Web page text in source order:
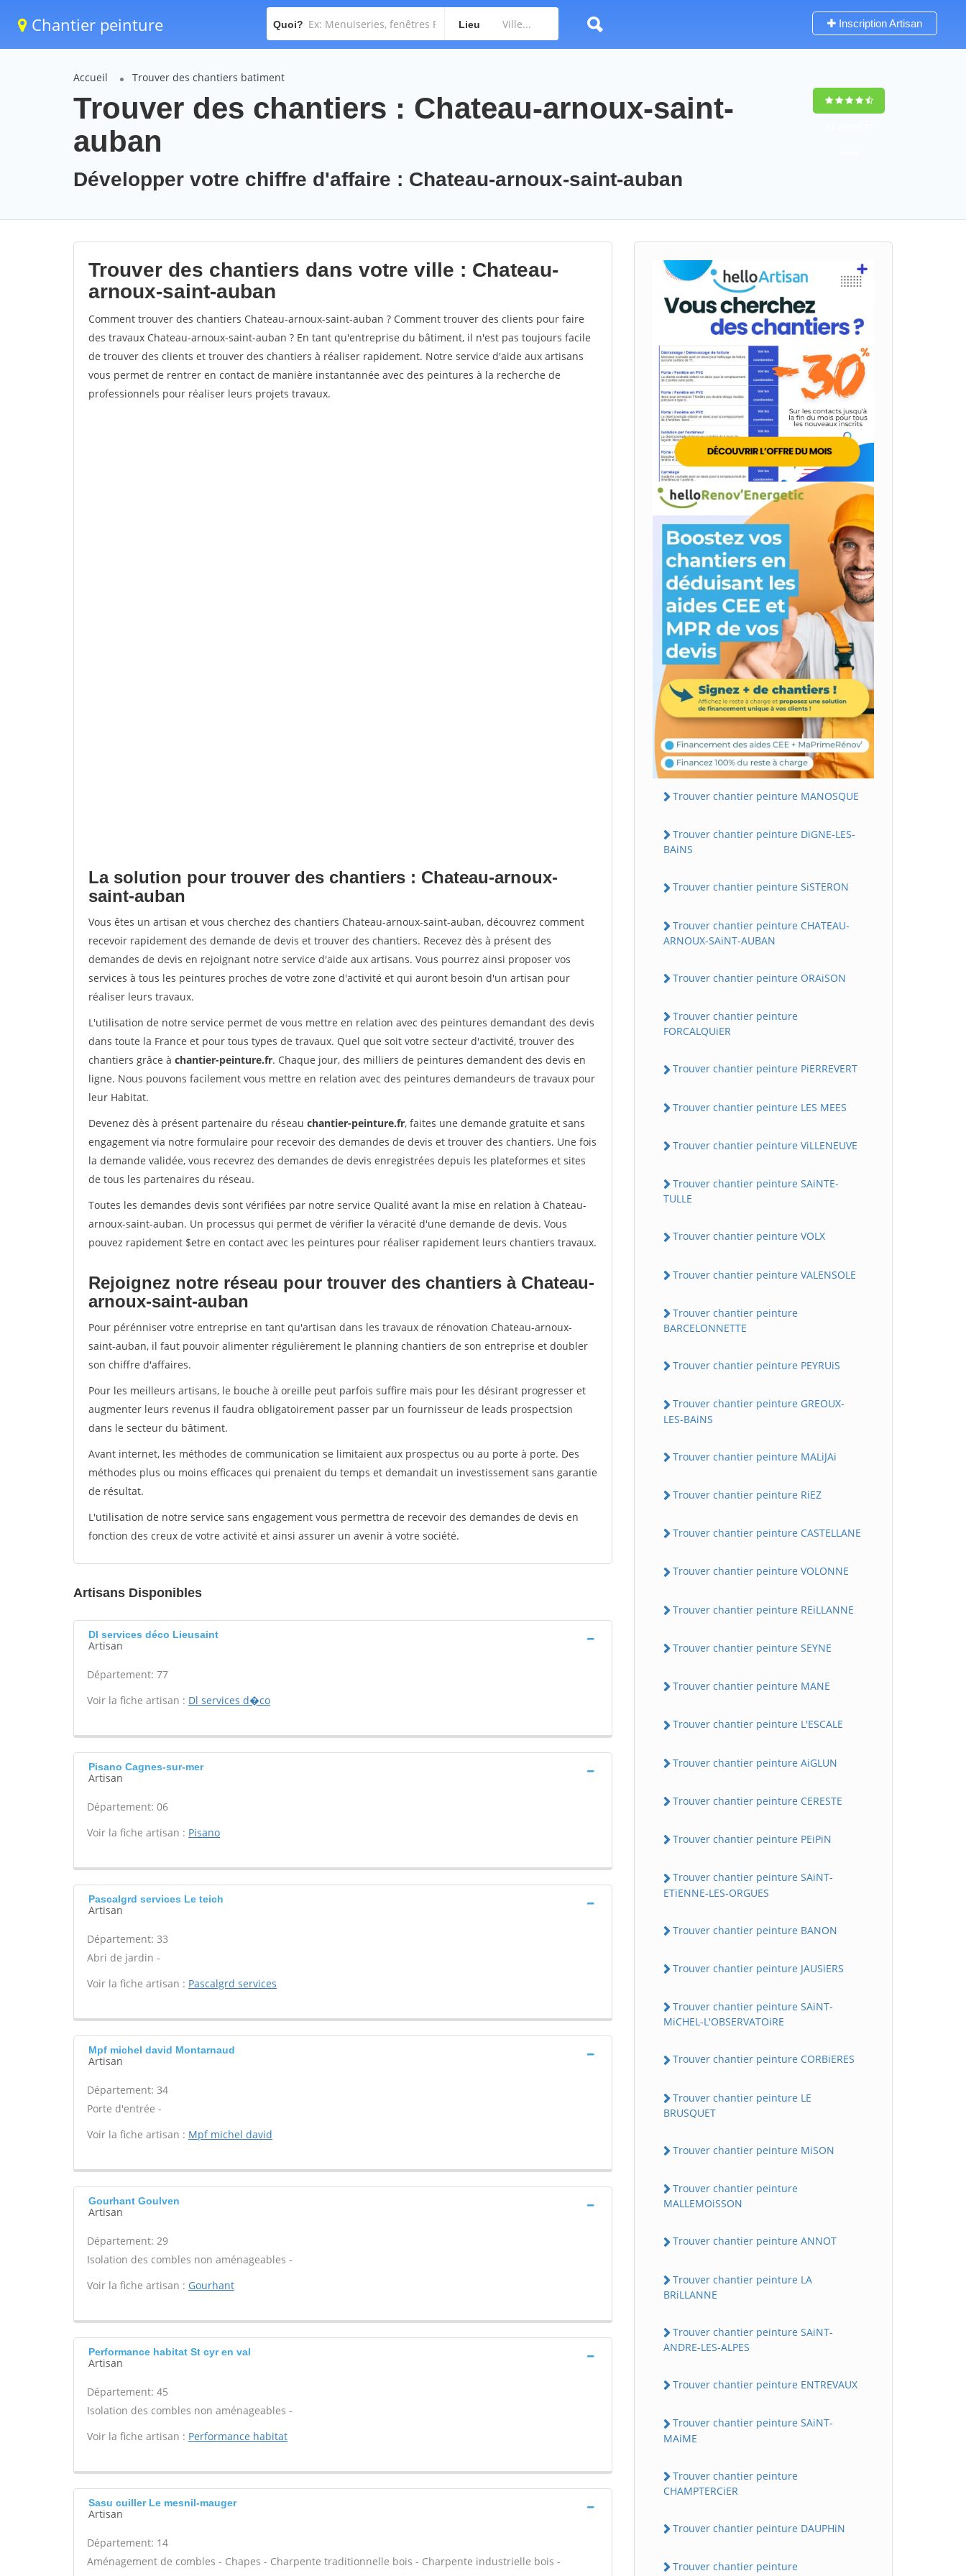
Chantier peinture Quoi? Lieu Inscription Artisan
Accueil Trouver des chantiers batiment
Trouver des chantiers : Chateau-arnoux-saint-
auban
Développer votre chiffre d'affaire : Chateau-arnoux-saint-auban
Trouver des chantiers dans votre ville : Chateau-
arnoux-saint-auban
Comment trouver des chantiers Chateau-arnoux-saint-auban ? Comment trouver des clients pour faire
des travaux Chateau-arnoux-saint-auban ? En tant qu'entreprise du bâtiment, il n'est pas toujours facile
de trouver des clients et trouver des chantiers à réaliser rapidement. Notre service d'aide aux artisans
vous permet de rentrer en contact de manière instantannée avec des peintures à la recherche de
professionnels pour réaliser leurs projets travaux.
La solution pour trouver des chantiers : Chateau-arnoux-
saint-auban
Vous êtes un artisan et vous cherchez des chantiers Chateau-arnoux-saint-auban, découvrez comment
recevoir rapidement des demande de devis et trouver des chantiers. Recevez dès à présent des
demandes de devis en rejoignant notre service d'aide aux artisans. Vous pourrez ainsi proposer vos
services à tous les peintures proches de votre zone d'activité et qui auront besoin d'un artisan pour
réaliser leurs travaux.
L'utilisation de notre service permet de vous mettre en relation avec des peintures demandant des devis
dans toute la France et pour tous types de travaux. Quel que soit votre secteur d'activité, trouver des
chantiers grâce à chantier-peinture.fr. Chaque jour, des milliers de peintures demandent des devis en
ligne. Nous pouvons facilement vous mettre en relation avec des peintures demandeurs de travaux pour
leur Habitat.
Devenez dès à présent partenaire du réseau chantier-peinture.fr, faites une demande gratuite et sans
engagement via notre formulaire pour recevoir des demandes de devis et trouver des chantiers. Une fois
la demande validée, vous recevrez des demandes de devis enregistrées depuis les plateformes et sites
de tous les partenaires du réseau.
Toutes les demandes devis sont vérifiées par notre service Qualité avant la mise en relation à Chateau-
arnoux-saint-auban. Un processus qui permet de vérifier la véracité d'une demande de devis. Vous
pouvez rapidement $etre en contact avec les peintures pour réaliser rapidement leurs chantiers travaux.
Rejoignez notre réseau pour trouver des chantiers à Chateau-
arnoux-saint-auban
Pour pérénniser votre entreprise en tant qu'artisan dans les travaux de rénovation Chateau-arnoux-
saint-auban, il faut pouvoir alimenter régulièrement le planning chantiers de son entreprise et doubler
son chiffre d'affaires.
Pour les meilleurs artisans, le bouche à oreille peut parfois suffire mais pour les désirant progresser et
augmenter leurs revenus il faudra obligatoirement passer par un fournisseur de leads prospectsion
dans le secteur du bâtiment.
Avant internet, les méthodes de communication se limitaient aux prospectus ou au porte à porte. Des
méthodes plus ou moins efficaces qui prenaient du temps et demandait un investissement sans garantie
de résultat.
L'utilisation de notre service sans engagement vous permettra de recevoir des demandes de devis en
fonction des creux de votre activité et ainsi assurer un avenir à votre société.
Artisans Disponibles
Dl services déco Lieusaint
Artisan
Département: 77
Voir la fiche artisan : Dl services d�co
Pisano Cagnes-sur-mer
Artisan
Département: 06
Voir la fiche artisan : Pisano
Pascalgrd services Le teich
Artisan
Département: 33
Abri de jardin -
Voir la fiche artisan : Pascalgrd services
Mpf michel david Montarnaud
Artisan
Département: 34
Porte d'entrée -
Voir la fiche artisan : Mpf michel david
Gourhant Goulven
Artisan
Département: 29
Isolation des combles non aménageables -
Voir la fiche artisan : Gourhant
Performance habitat St cyr en val
Artisan
Département: 45
Isolation des combles non aménageables -
Voir la fiche artisan : Performance habitat
Sasu cuiller Le mesnil-mauger
Artisan
Département: 14
Aménagement de combles - Chapes - Charpente traditionnelle bois - Charpente industrielle bois -
Trouver chantier peinture MANOSQUE
Trouver chantier peinture DiGNE-LES-
BAiNS
Trouver chantier peinture SiSTERON
Trouver chantier peinture CHATEAU-
ARNOUX-SAiNT-AUBAN
Trouver chantier peinture ORAiSON
Trouver chantier peinture
FORCALQUiER
Trouver chantier peinture PiERREVERT
Trouver chantier peinture LES MEES
Trouver chantier peinture ViLLENEUVE
Trouver chantier peinture SAiNTE-
TULLE
Trouver chantier peinture VOLX
Trouver chantier peinture VALENSOLE
Trouver chantier peinture
BARCELONNETTE
Trouver chantier peinture PEYRUiS
Trouver chantier peinture GREOUX-
LES-BAiNS
Trouver chantier peinture MALiJAi
Trouver chantier peinture RiEZ
Trouver chantier peinture CASTELLANE
Trouver chantier peinture VOLONNE
Trouver chantier peinture REiLLANNE
Trouver chantier peinture SEYNE
Trouver chantier peinture MANE
Trouver chantier peinture L'ESCALE
Trouver chantier peinture AiGLUN
Trouver chantier peinture CERESTE
Trouver chantier peinture PEiPiN
Trouver chantier peinture SAiNT-
ETiENNE-LES-ORGUES
Trouver chantier peinture BANON
Trouver chantier peinture JAUSiERS
Trouver chantier peinture SAiNT-
MiCHEL-L'OBSERVATOiRE
Trouver chantier peinture CORBiERES
Trouver chantier peinture LE
BRUSQUET
Trouver chantier peinture MiSON
Trouver chantier peinture
MALLEMOiSSON
Trouver chantier peinture ANNOT
Trouver chantier peinture LA
BRiLLANNE
Trouver chantier peinture SAiNT-
ANDRE-LES-ALPES
Trouver chantier peinture ENTREVAUX
Trouver chantier peinture SAiNT-
MAiME
Trouver chantier peinture
CHAMPTERCiER
Trouver chantier peinture DAUPHiN
Trouver chantier peinture